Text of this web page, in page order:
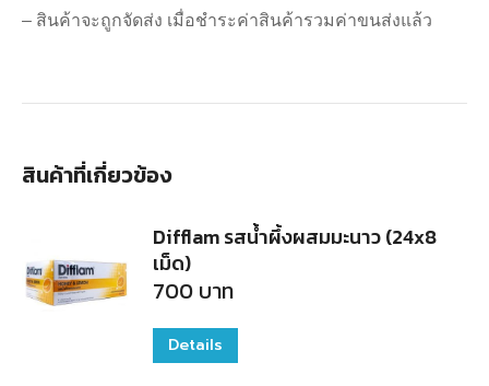
– สินค้าจะถูกจัดส่ง เมื่อชำระค่าสินค้ารวมค่าขนส่งแล้ว
สินค้าที่เกี่ยวข้อง
Difflam รสน้ำผึ้งผสมมะนาว (24x8
เม็ด)
700 บาท
Details